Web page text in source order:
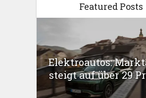
Featured Posts
Elektroautos:
steigt auf über 29